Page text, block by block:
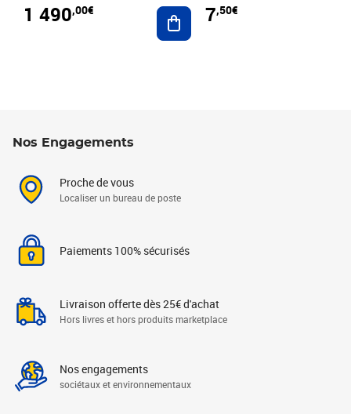
1 490,00€ Ajouter au panier
7,50€
Nos Engagements
Proche de vous
Localiser un bureau de poste
Paiements 100% sécurisés
Livraison offerte dès 25€ d'achat
Hors livres et hors produits marketplace
Nos engagements
sociétaux et environnementaux